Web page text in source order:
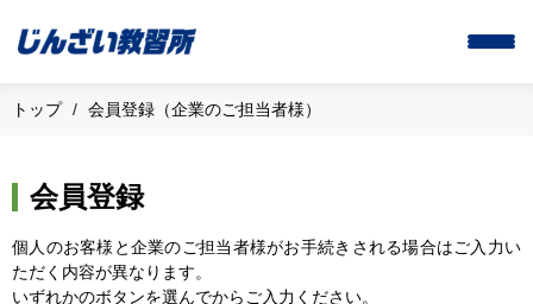
トップ 会員登録（企業のご担当者様）
会員登録
個人のお客様と企業のご担当者様がお手続きされる場合はご入力い
ただく内容が異なります。
いずれかのボタンを選んでからご入力ください。